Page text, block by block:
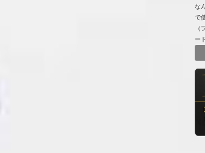
な
で
（
ー